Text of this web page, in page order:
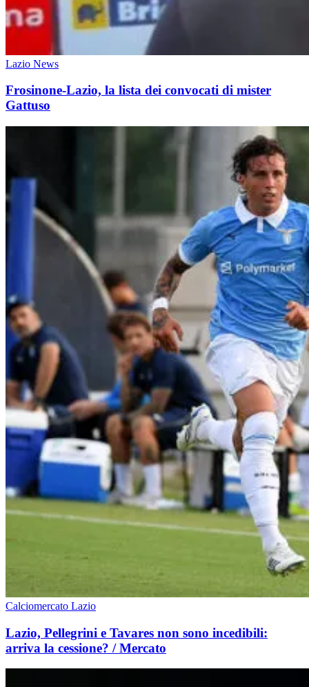
Lazio News
Frosinone-Lazio, la lista dei convocati di mister
Gattuso
Calciomercato Lazio
Lazio, Pellegrini e Tavares non sono incedibili:
arriva la cessione? / Mercato